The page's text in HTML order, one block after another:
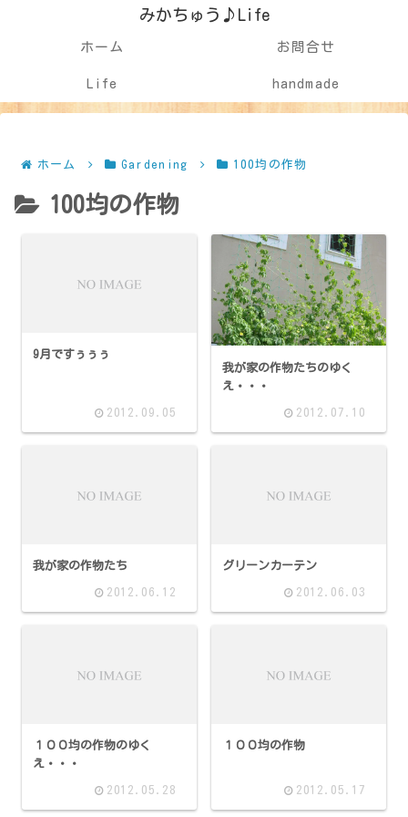
みかちゅう♪Life
ホーム お問合せ
Life handmade
ホーム Gardening 100均の作物
100均の作物
9月ですぅぅぅ
2012.09.05
我が家の作物たちのゆく
え・・・
2012.07.10
我が家の作物たち
2012.06.12
グリーンカーテン
2012.06.03
１００均の作物のゆく
え・・・
2012.05.28
１００均の作物
2012.05.17